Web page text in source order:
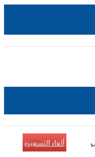
ألغاء التسعيرة